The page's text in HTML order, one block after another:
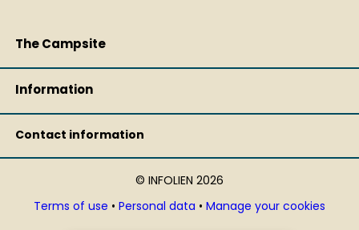
Contact information
01290 Cormoranche sur Saône
(+33 ) 3 85 23 97 10
contact@lac-cormoranche.com
The Campsite
Rentals
Pitches
Activities
Surroundings
Information
Detailed rates
© INFOLIEN 2026
Terms of use • Personal data • Manage your cookies